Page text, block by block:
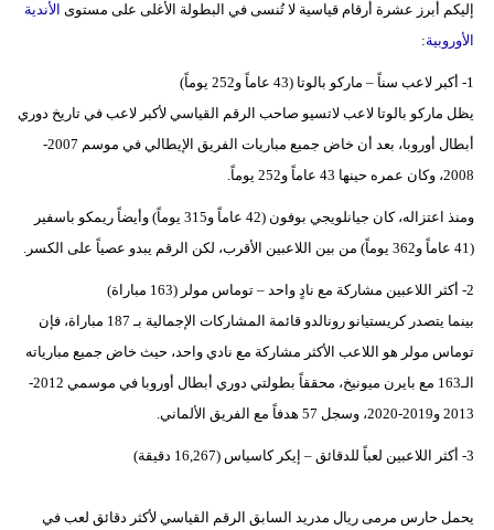
أزياء
وتكنولوجيا
مدوَّنات
أبراج
فيديو
سيارات
إليكم أبرز عشرة أرقام قياسية لا تُنسى في البطولة الأغلى على مستوى الأندية
الأوروبية:
1- أكبر لاعب سناً – ماركو بالوتا (43 عاماً و252 يوماً)
يظل ماركو بالوتا لاعب لاتسيو صاحب الرقم القياسي لأكبر لاعب في تاريخ دوري
أبطال أوروبا، بعد أن خاض جميع مباريات الفريق الإيطالي في موسم 2007-
2008، وكان عمره حينها 43 عاماً و252 يوماً.
ومنذ اعتزاله، كان جيانلويجي بوفون (42 عاماً و315 يوماً) وأيضاً ريمكو باسفير
(41 عاماً و362 يوماً) من بين اللاعبين الأقرب، لكن الرقم يبدو عصياً على الكسر.
2- أكثر اللاعبين مشاركة مع نادٍ واحد – توماس مولر (163 مباراة)
بينما يتصدر كريستيانو رونالدو قائمة المشاركات الإجمالية بـ 187 مباراة، فإن
توماس مولر هو اللاعب الأكثر مشاركة مع نادي واحد، حيث خاض جميع مبارياته
الـ163 مع بايرن ميونيخ، محققاً بطولتي دوري أبطال أوروبا في موسمي 2012-
2013 و2019-2020، وسجل 57 هدفاً مع الفريق الألماني.
3- أكثر اللاعبين لعباً للدقائق – إيكر كاسياس (16,267 دقيقة)
يحمل حارس مرمى ريال مدريد السابق الرقم القياسي لأكثر دقائق لعب في